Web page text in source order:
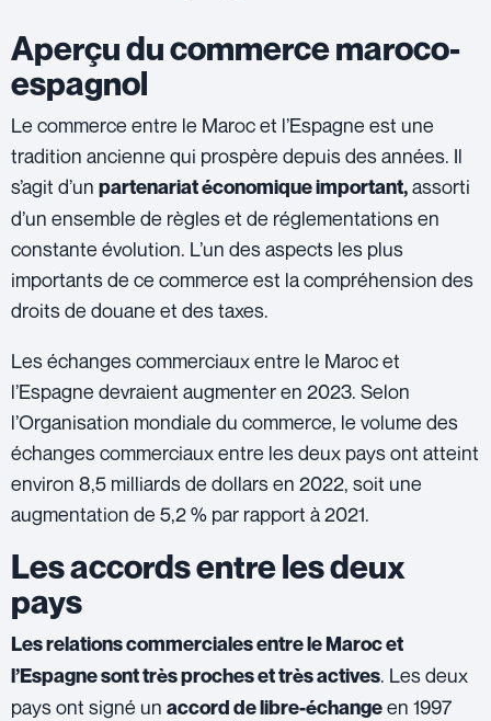
Aperçu du commerce maroco-
espagnol
Le commerce entre le Maroc et l’Espagne est une
tradition ancienne qui prospère depuis des années. Il
s’agit d’un partenariat économique important,assorti
d’un ensemble de règles et de réglementations en
constante évolution. L’un des aspects les plus
importants de ce commerce est la compréhension des
droits de douane et des taxes.
Les échanges commerciaux entre le Maroc et
l’Espagne devraient augmenter en 2023. Selon
l’Organisation mondiale du commerce, le volume des
échanges commerciaux entre les deux pays ont atteint
environ 8,5 milliards de dollars en 2022, soit une
augmentation de 5,2 % par rapport à 2021.
Les accords entre les deux
pays
Les relations commerciales entre le Maroc et
l’Espagne sont très proches et très actives. Les deux
pays ont signé un accord de libre-échangeen 1997